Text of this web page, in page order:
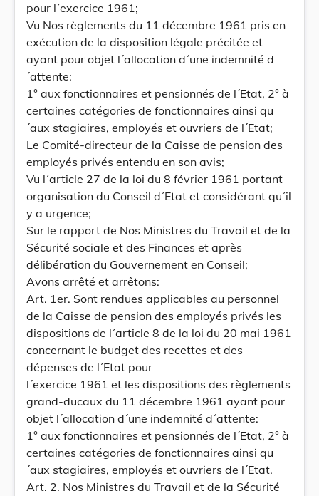
pour l´exercice 1961;
Vu Nos règlements du 11 décembre 1961 pris en
exécution de la disposition légale précitée et
ayant pour objet l´allocation d´une indemnité d
´attente:
1° aux fonctionnaires et pensionnés de l´Etat, 2° à
certaines catégories de fonctionnaires ainsi qu
´aux stagiaires, employés et ouvriers de l´Etat;
Le Comité-directeur de la Caisse de pension des
employés privés entendu en son avis;
Vu l´article 27 de la loi du 8 février 1961 portant
organisation du Conseil d´Etat et considérant qu´il
y a urgence;
Sur le rapport de Nos Ministres du Travail et de la
Sécurité sociale et des Finances et après
délibération du Gouvernement en Conseil;
Avons arrêté et arrêtons:
Art. 1er. Sont rendues applicables au personnel
de la Caisse de pension des employés privés les
dispositions de l´article 8 de la loi du 20 mai 1961
concernant le budget des recettes et des
dépenses de l´Etat pour
l´exercice 1961 et les dispositions des règlements
grand-ducaux du 11 décembre 1961 ayant pour
objet l´allocation d´une indemnité d´attente:
1° aux fonctionnaires et pensionnés de l´Etat, 2° à
certaines catégories de fonctionnaires ainsi qu
´aux stagiaires, employés et ouvriers de l´Etat.
Art. 2. Nos Ministres du Travail et de la Sécurité